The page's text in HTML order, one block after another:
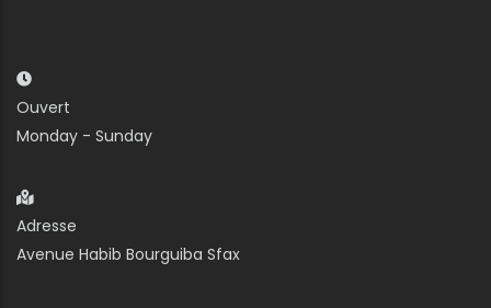
Ouvert
Monday - Sunday
Adresse
Avenue Habib Bourguiba Sfax